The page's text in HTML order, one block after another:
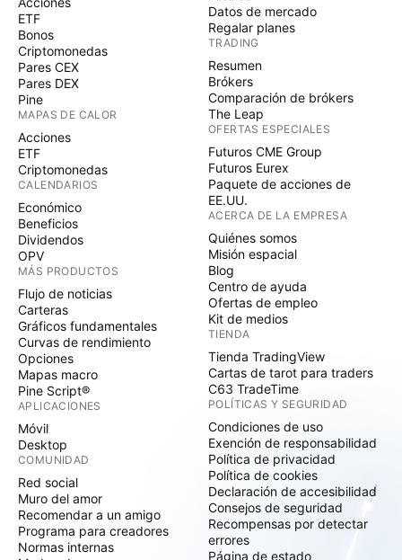
ETF
Bonos
Criptomonedas
Pares CEX
Pares DEX
Pine
MAPAS DE CALOR
Acciones
ETF
Criptomonedas
CALENDARIOS
Económico
Beneficios
Dividendos
OPV
MÁS PRODUCTOS
Flujo de noticias
Carteras
Gráficos fundamentales
Curvas de rendimiento
Opciones
Mapas macro
Pine Script®
APLICACIONES
Móvil
Desktop
COMUNIDAD
Red social
Muro del amor
Recomendar a un amigo
Programa para creadores
Normas internas
Datos de mercado
Regalar planes
TRADING
Resumen
Brókers
Comparación de brókers
The Leap
OFERTAS ESPECIALES
Futuros CME Group
Futuros Eurex
Paquete de acciones de
EE.UU.
ACERCA DE LA EMPRESA
Quiénes somos
Misión espacial
Blog
Centro de ayuda
Ofertas de empleo
Kit de medios
TIENDA
Tienda TradingView
Cartas de tarot para traders
C63 TradeTime
POLÍTICAS Y SEGURIDAD
Condiciones de uso
Exención de responsabilidad
Política de privacidad
Política de cookies
Declaración de accesibilidad
Consejos de seguridad
Recompensas por detectar
errores
Página de estado